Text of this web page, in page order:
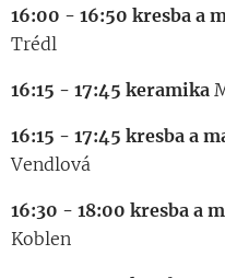
16:00 - 16:50 kresba a
Trédl
16:15 - 17:45 keramika
16:15 - 17:45 kresba a
Vendlová
16:30 - 18:00 kresba a
Koblen